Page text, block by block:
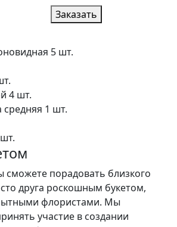
Заказать
5 шт.
4 шт.
1 шт.
сможете порадовать близкого
друга роскошным букетом,
флористами. Мы
участие в создании